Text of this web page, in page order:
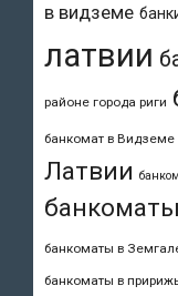
в видземе
латвии
районе города риги
банкомат в Видземе
Латвии
банкоматы в
банкоматы в